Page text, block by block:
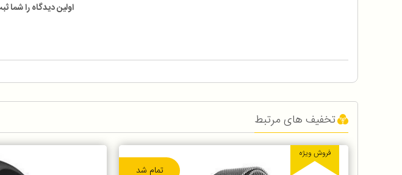
اولین دیدگاه را شما
تخفیف های مرتبط
تمام شد
فروش ویژه